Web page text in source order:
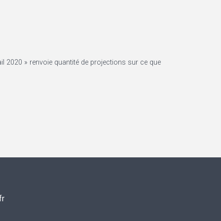
2020 » renvoie quantité de projections sur ce que